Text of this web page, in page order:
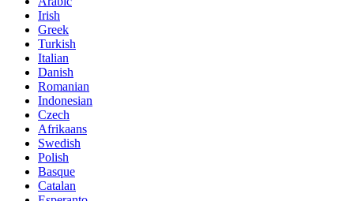
Irish
Greek
Turkish
Italian
Danish
Romanian
Indonesian
Czech
Afrikaans
Swedish
Polish
Basque
Catalan